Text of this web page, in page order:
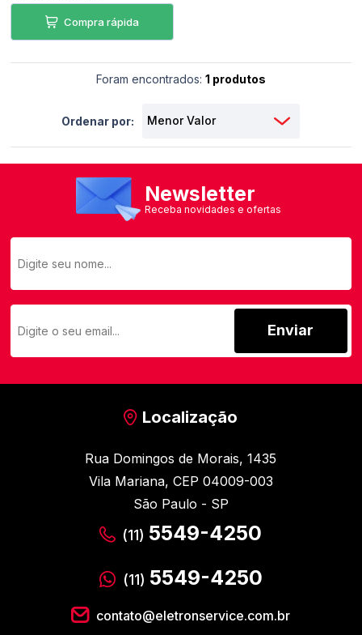
Compra rápida
Foram encontrados: 1 produtos
Ordenar por:
Newsletter
Receba novidades e ofertas
Enviar
Localização
Rua Domingos de Morais, 1435
Vila Mariana, CEP 04009-003
São Paulo - SP
(11) 5549-4250
(11) 5549-4250
contato@eletronservice.com.br